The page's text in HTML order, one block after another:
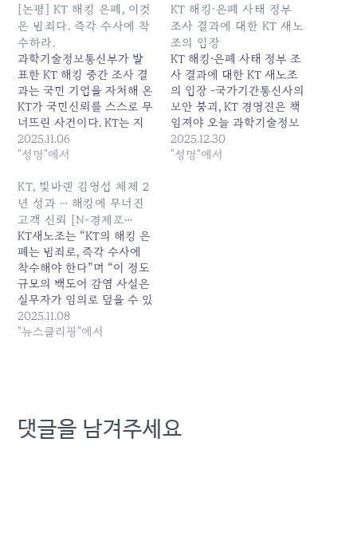
[논평] KT 해킹 은폐, 이것
은 범죄다. 즉각 수사에 착
수하라.
과학기술정보통신부가 발
표한 KT 해킹 중간 조사 결
과는 국민 기업을 자처해 온
KT가 국민신뢰를 스스로 무
너뜨린 사건이다. KT는 지
난해 SK텔레콤 해킹 사태와
동일 계열의 백도어에 노출
실을 알고도 이를 정부에 신
고하지 않고 은폐한 채 자체
처리했다. 이는 단순한 보안
사고가 아니라, 국가 기간통
신망 운영 기업의 고의적 은
폐이며 명백한…
2025.11.06
"성명"에서
KT 해킹·은폐 사태 정부
조사 결과에 대한 KT 새노
조의 입장
KT 해킹·은폐 사태 정부 조
사 결과에 대한 KT 새노조
의 입장 -국가기간통신사의
보안 붕괴, KT 경영진은 책
임져야 오늘 과학기술정보
통신부는 지난 8월 발생한
KT 해킹 및 무단 소액결제
2025.12.30
"성명"에서
KT, 빛바랜 김영섭 체제 2
년 성과 … 해킹에 무너진
고객 신뢰 [N-경제포…
KT새노조는 “KT의 해킹 은
폐는 범죄로, 즉각 수사에
착수해야 한다”며 “이 정도
규모의 백도어 감염 사실은
실무자가 임의로 덮을 수 있
는 사안이 아닌 만큼 김 대
표가 보고받았을 가능성이
21:00:00
2025.11.08
"뉴스클리핑"에서
댓글을 남겨주세요